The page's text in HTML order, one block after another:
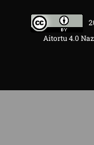
Aitortu 4.0